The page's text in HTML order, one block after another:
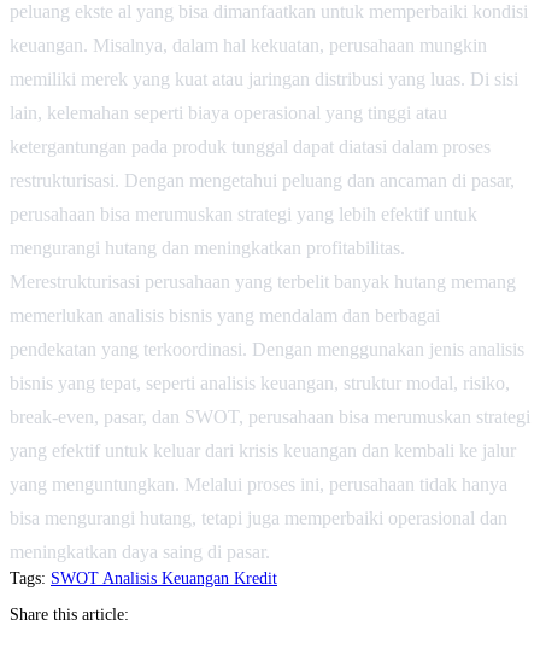
peluang ekste al yang bisa dimanfaatkan untuk memperbaiki kondisi
keuangan. Misalnya, dalam hal kekuatan, perusahaan mungkin
memiliki merek yang kuat atau jaringan distribusi yang luas. Di sisi
lain, kelemahan seperti biaya operasional yang tinggi atau
ketergantungan pada produk tunggal dapat diatasi dalam proses
restrukturisasi. Dengan mengetahui peluang dan ancaman di pasar,
perusahaan bisa merumuskan strategi yang lebih efektif untuk
mengurangi hutang dan meningkatkan profitabilitas.
Merestrukturisasi perusahaan yang terbelit banyak hutang memang
memerlukan analisis bisnis yang mendalam dan berbagai
pendekatan yang terkoordinasi. Dengan menggunakan jenis analisis
bisnis yang tepat, seperti analisis keuangan, struktur modal, risiko,
break-even, pasar, dan SWOT, perusahaan bisa merumuskan strategi
yang efektif untuk keluar dari krisis keuangan dan kembali ke jalur
yang menguntungkan. Melalui proses ini, perusahaan tidak hanya
bisa mengurangi hutang, tetapi juga memperbaiki operasional dan
meningkatkan daya saing di pasar.
Tags: SWOT Analisis Keuangan Kredit
Share this article: